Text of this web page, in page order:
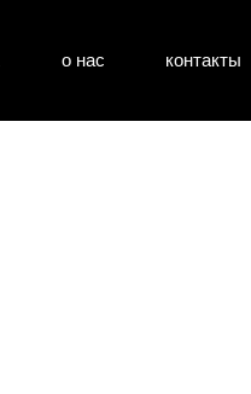
контакты
о нас